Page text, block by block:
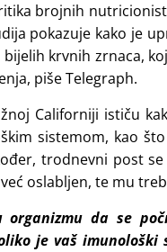
brojnih
pokazuje kako je
krvnih zrnaca,
piše Telegraph.
Californiji ističu
sistemom, kao
trodnevni post
oslabljen, te mu
organizmu da se
je vaš